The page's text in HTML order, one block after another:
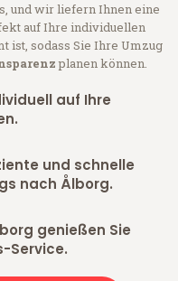
und wir liefern Ihnen eine
auf Ihre individuellen
ist, sodass Sie Ihre Umzug
planen können.
auf Ihre
und schnelle
nach Ålborg.
genießen Sie
Service.